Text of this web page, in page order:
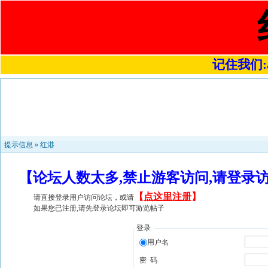
记住我们
提示信息 » 红港
【论坛人数太多,禁止游客访问,请登
请直接登录用户访问论坛，或请 【 点这里注册】
如果您已注册,请先登录论坛即可游览帖子
登录
用户名
密 码